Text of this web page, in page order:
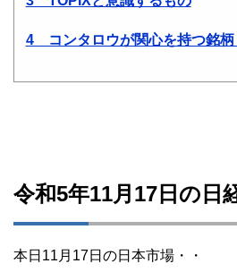
4 コンタロウが関心を持つ銘柄
令和5年11月17日の日
本日11月17日の日本市場・・